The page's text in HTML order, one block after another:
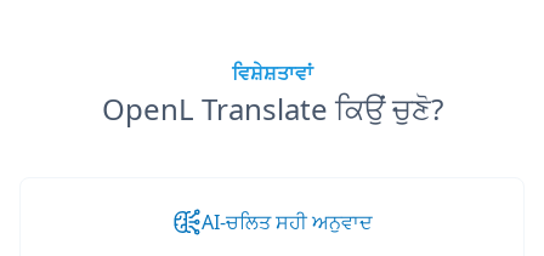
ਵਿਸ਼ੇਸ਼ਤਾਵਾਂ
OpenL Translate ਕਿਉਂ ਚੁਣੋ?
AI-ਚਲਿਤ ਸਹੀ ਅਨੁਵਾਦ